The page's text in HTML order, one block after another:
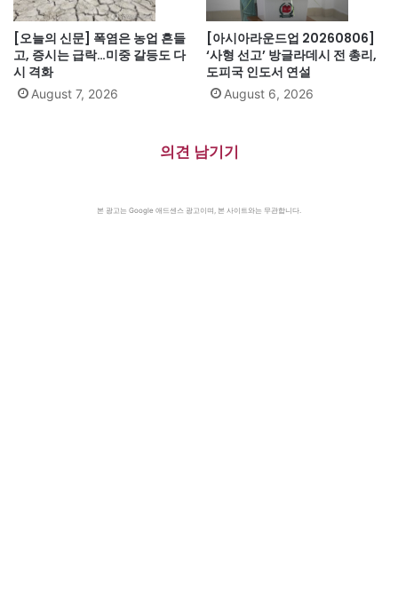
[오늘의 신문] 폭염은 농업 흔들
고, 증시는 급락…미중 갈등도 다
시 격화
August 7, 2026
[아시아라운드업 20260806]
‘사형 선고’ 방글라데시 전 총리,
도피국 인도서 연설
August 6, 2026
의견 남기기
본 광고는 Google 애드센스 광고이며, 본 사이트와는 무관합니다.